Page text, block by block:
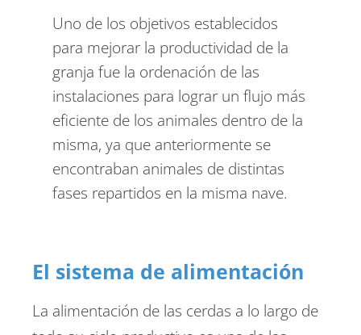
Uno de los objetivos establecidos
para mejorar la productividad de la
granja fue la ordenación de las
instalaciones para lograr un flujo más
eficiente de los animales dentro de la
misma, ya que anteriormente se
encontraban animales de distintas
fases repartidos en la misma nave.
El sistema de alimentación
La alimentación de las cerdas a lo largo de